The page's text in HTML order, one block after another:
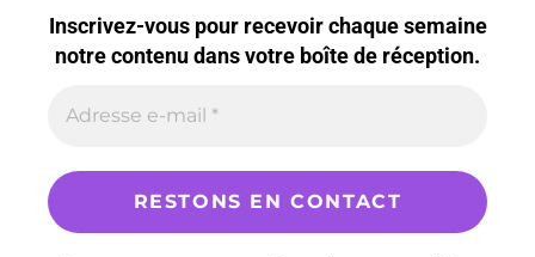
Inscrivez-vous pour recevoir chaque semaine
notre contenu dans votre boîte de réception.